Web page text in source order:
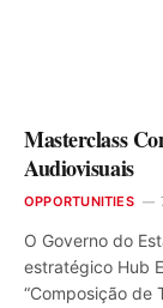
Masterclass
Audiovisuais
OPPORTUNITIES
O Governo do
estratégico Hub
“Composição de